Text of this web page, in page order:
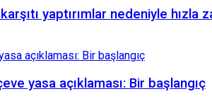
yaptırımlar nedeniyle hızla
yasa açıklaması: Bir başlangıç